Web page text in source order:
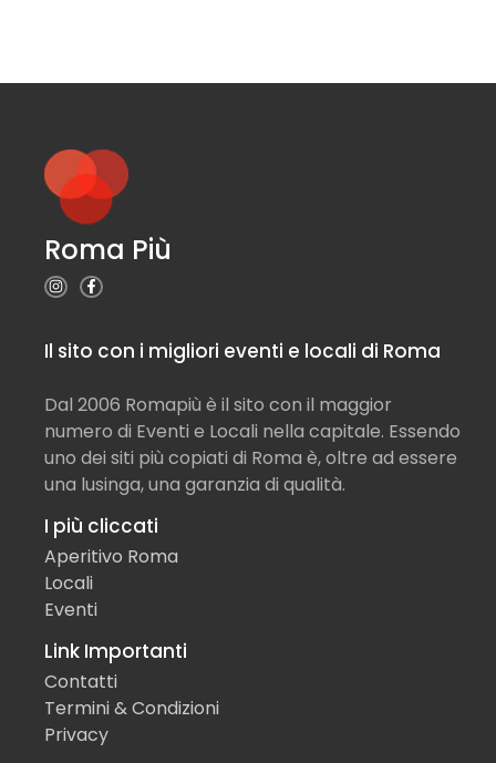
Roma Più
Il sito con i migliori eventi e locali di Roma
Dal 2006 Romapiù è il sito con il maggior
numero di Eventi e Locali nella capitale. Essendo
uno dei siti più copiati di Roma è, oltre ad essere
una lusinga, una garanzia di qualità.
I più cliccati
Aperitivo Roma
Locali
Eventi
Link Importanti
Contatti
Termini & Condizioni
Privacy